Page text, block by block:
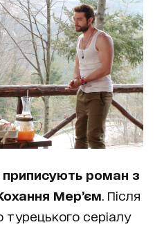
роман з
Мер’єм . Після
турецького серіалу